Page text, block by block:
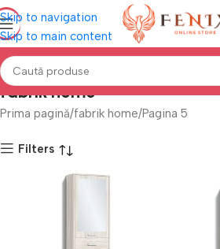
Skip to navigation
Skip to main content
fabrik home
Prima pagină fabrik home Pagina 5
Filters